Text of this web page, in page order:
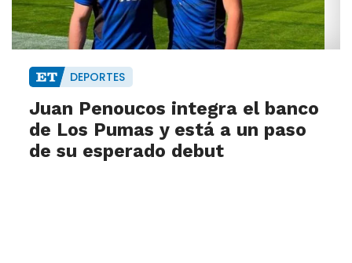
DEPORTES
Juan Penoucos integra el banco
de Los Pumas y está a un paso
de su esperado debut